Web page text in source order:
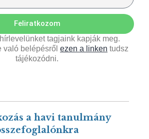
Feliratkozom
tagjaink kapják meg.
való belépésről ezen a linken tudsz
tájékozódni.
a havi tanulmány